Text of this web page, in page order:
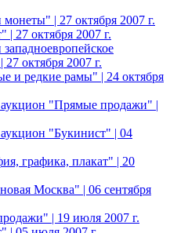
| 27 октября 2007 г.
27 октября 2007 г.
октября 2007 г.
и редкие рамы" | 24 октября
"Прямые продажи" |
"Букинист" | 04
графика, плакат" | 20
Москва" | 06 сентября
| 19 июля 2007 г.